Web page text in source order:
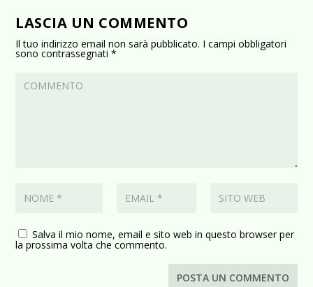
LASCIA UN COMMENTO
Il tuo indirizzo email non sarà pubblicato. I campi obbligatori
sono contrassegnati*
Salva il mio nome, email e sito web in questo browser per
la prossima volta che commento.